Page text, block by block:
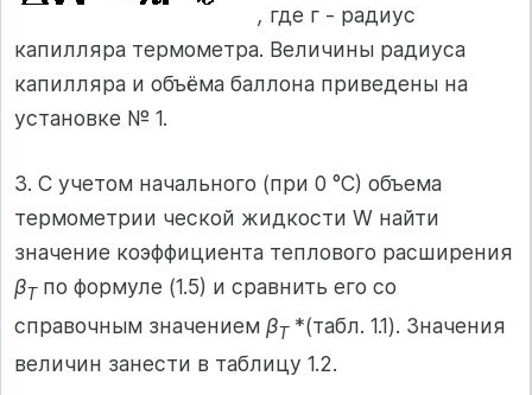
, где г - радиус
капилляра термометра. Величины радиуса
капилляра и объёма баллона приведены на
установке № 1.
3. С учетом начального (при 0 °С) объема
термометрии ческой жидкости W найти
значение коэффициента теплового расширения
βTпо формуле (1.5) и сравнить его со
справочным значением βT*(табл. 1.1). Значения
величин занести в таблицу 1.2.